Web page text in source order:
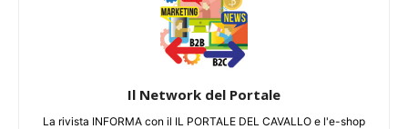
Il Network del Portale
La rivista INFORMA con il IL PORTALE DEL CAVALLO e l'e-shop